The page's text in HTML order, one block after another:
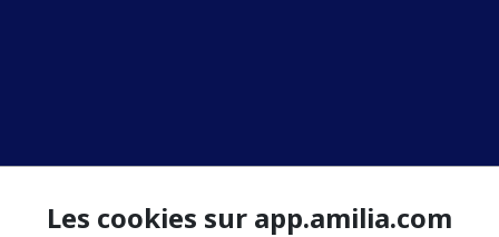
Les cookies sur app.amilia.com